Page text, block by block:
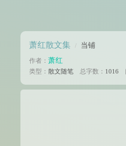
萧红散文集 / 当铺
作者： 萧红
类型： 散文随笔 总字数： 1016